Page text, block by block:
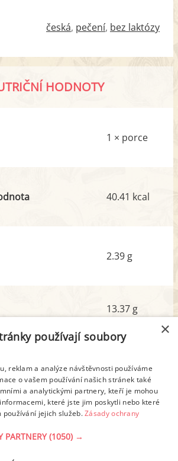
česká pečení bez laktózy
HODNOTY
1 × porce
40.41 kcal
2.39 g
13.37 g
0.07 g
kyseliny
1.45 g
0.47 g
Detailní rozpis
×
používají soubory
reklam a analýze návštěvnosti používáme
o vašem používání našich stránek také
a analytickými partnery, kteří je mohou
které jste jim poskytli nebo které
používání jejich služeb.Zásady ochrany
PARTNERY(1050) →